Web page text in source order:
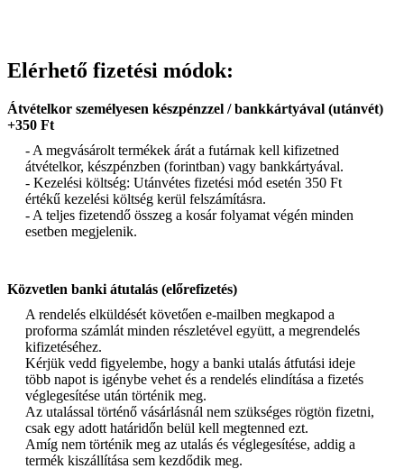
Elérhető fizetési módok:
Átvételkor személyesen készpénzzel / bankkártyával (utánvét)
+350 Ft
- A megvásárolt termékek árát a futárnak kell kifizetned
átvételkor, készpénzben (forintban) vagy bankkártyával.
- Kezelési költség: Utánvétes fizetési mód esetén 350 Ft
értékű kezelési költség kerül felszámításra.
- A teljes fizetendő összeg a kosár folyamat végén minden
esetben megjelenik.
Közvetlen banki átutalás (előrefizetés)
A rendelés elküldését követően e-mailben megkapod a
proforma számlát minden részletével együtt, a megrendelés
kifizetéséhez.
Kérjük vedd figyelembe, hogy a banki utalás átfutási ideje
több napot is igénybe vehet és a rendelés elindítása a fizetés
véglegesítése után történik meg.
Az utalással történő vásárlásnál nem szükséges rögtön fizetni,
csak egy adott határidőn belül kell megtenned ezt.
Amíg nem történik meg az utalás és véglegesítése, addig a
termék kiszállítása sem kezdődik meg.